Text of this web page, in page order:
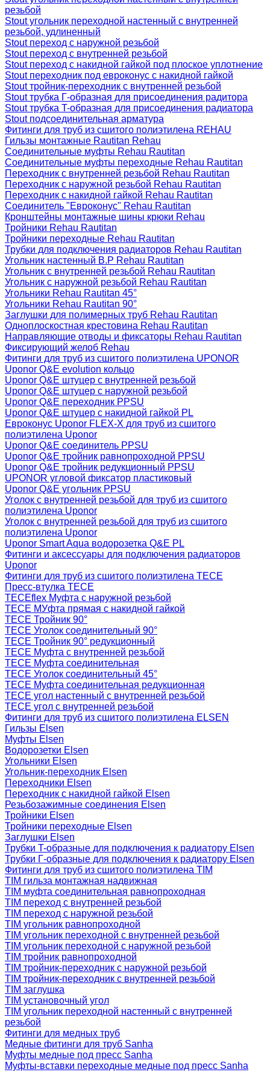
резьбой
Stout угольник переходной настенный с внутренней
резьбой, удлиненный
Stout переход с наружной резьбой
Stout переход с внутренней резьбой
Stout переход с накидной гайкой под плоское уплотнение
Stout переходник под евроконус с накидной гайкой
Stout тройник-переходник с внутренней резьбой
Stout трубка Г-образная для присоединения радитора
Stout трубка T-образная для присоединения радиатора
Stout подсоединительная арматура
Фитинги для труб из сшитого полиэтилена REHAU
Гильзы монтажные Rautitan Rehau
Соединительные муфты Rehau Rautitan
Соединительные муфты переходные Rehau Rautitan
Переходник с внутренней резьбой Rehau Rautitan
Переходник с наружной резьбой Rehau Rautitan
Переходник с накидной гайкой Rehau Rautitan
Соединитель "Евроконус" Rehau Rautitan
Кронштейны монтажные шины крюки Rehau
Тройники Rehau Rautitan
Тройники переходные Rehau Rautitan
Трубки для подключения радиаторов Rehau Rautitan
Угольник настенный В.Р Rehau Rautitan
Угольник с внутренней резьбой Rehau Rautitan
Угольник с наружной резьбой Rehau Rautitan
Угольники Rehau Rautitan 45°
Угольники Rehau Rautitan 90°
Заглушки для полимерных труб Rehau Rautitan
Одноплоскостная крестовина Rehau Rautitan
Направляющие отводы и фиксаторы Rehau Rautitan
Фиксирующий желоб Rehau
Фитинги для труб из сшитого полиэтилена UPONOR
Uponor Q&E evolution кольцо
Uponor Q&E штуцер с внутренней резьбой
Uponor Q&E штуцер с наружной резьбой
Uponor Q&E переходник PPSU
Uponor Q&E штуцер с накидной гайкой PL
Евроконус Uponor FLEX-X для труб из сшитого
полиэтилена Uponor
Uponor Q&E соединитель PPSU
Uponor Q&E тройник равнопроходной PPSU
Uponor Q&E тройник редукционный PPSU
UPONOR угловой фиксатор пластиковый
Uponor Q&E угольник PPSU
Уголок с внутренней резьбой для труб из сшитого
полиэтилена Uponor
Уголок с внутренней резьбой для труб из сшитого
полиэтилена Uponor
Uponor Smart Aqua водорозетка Q&E PL
Фитинги и аксессуары для подключения радиаторов
Uponor
Фитинги для труб из сшитого полиэтилена TECE
Пресс-втулка TECE
TECEflex Муфта с наружной резьбой
TECE МУфта прямая с накидной гайкой
TECE Тройник 90°
TECE Уголок соединительный 90°
TECE Тройник 90° редукционный
TECE Муфта с внутренней резьбой
TECE Муфта соединительная
TECE Уголок соединительный 45°
TECE Муфта соединительная редукционная
TECE угол настенный с внутренней резьбой
TECE угол с внутренней резьбой
Фитинги для труб из сшитого полиэтилена ELSEN
Гильзы Elsen
Муфты Elsen
Водорозетки Elsen
Угольники Elsen
Угольник-переходник Elsen
Переходники Elsen
Переходник с накидной гайкой Elsen
Резьбозажимные соединения Elsen
Тройники Elsen
Тройники переходные Elsen
Заглушки Elsen
Трубки T-образные для подключения к радиатору Elsen
Трубки Г-образные для подключения к радиатору Elsen
Фитинги для труб из сшитого полиэтилена TIM
TIM гильза монтажная надвижная
TIM муфта соединительная равнопроходная
TIM переход с внутренней резьбой
TIM переход с наружной резьбой
TIM угольник равнопроходной
TIM угольник переходной с внутренней резьбой
TIM угольник переходной с наружной резьбой
TIM тройник равнопроходной
TIM тройник-переходник с наружной резьбой
TIM тройник-переходник с внутренней резьбой
TIM заглушка
TIM установочный угол
TIM угольник переходной настенный с внутренней
резьбой
Фитинги для медных труб
Медные фитинги для труб Sanha
Муфты медные под пресс Sanha
Муфты-вставки переходные медные под пресс Sanha